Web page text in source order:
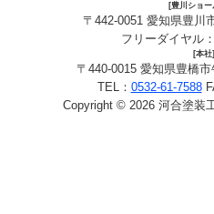
[豊川ショー
〒442-0051 愛知県豊川
フリーダイヤル：
[本社]
〒440-0015 愛知県豊橋
TEL： 0532-61-7588
Copyright © 2026 河合塗装